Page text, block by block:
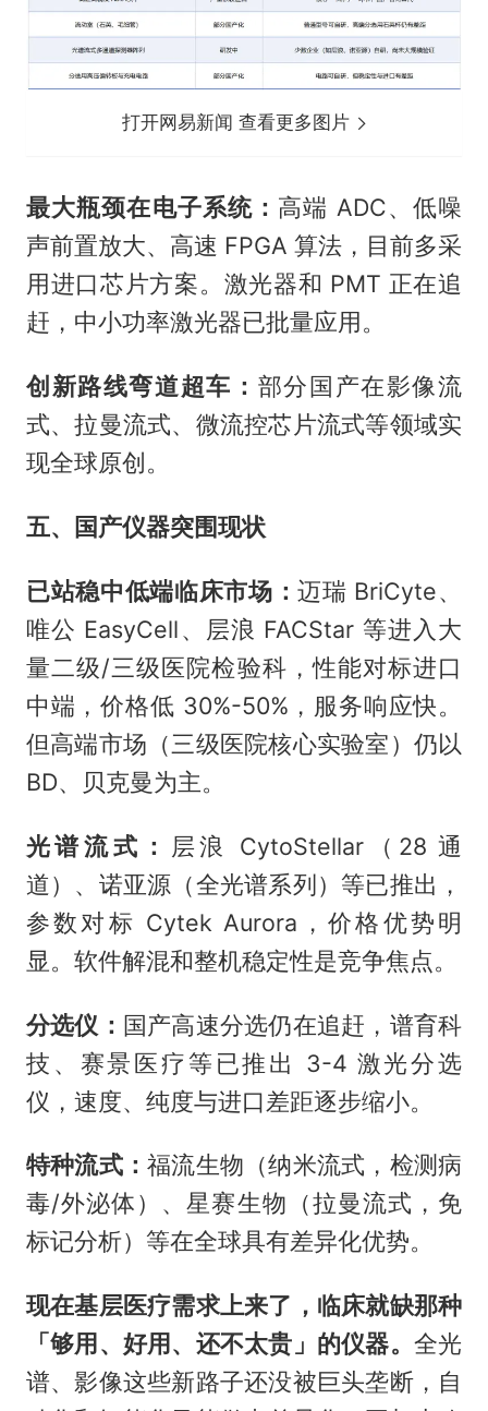
打开网易新闻 查看更多图片
最大瓶颈在电子系统： 高端 ADC、低噪
声前置放大、高速 FPGA 算法，目前多采
用进口芯片方案。激光器和 PMT 正在追
赶，中小功率激光器已批量应用。
创新路线弯道超车： 部分国产在影像流
式、拉曼流式、微流控芯片流式等领域实
现全球原创。
五、国产仪器突围现状
已站稳中低端临床市场：迈瑞 BriCyte、
唯公 EasyCell、层浪 FACStar 等进入大
量二级/三级医院检验科，性能对标进口
中端，价格低 30%-50%，服务响应快。
但高端市场（三级医院核心实验室）仍以
BD、贝克曼为主。
光谱流式：
层浪 CytoStellar（28 通
道）、诺亚源（全光谱系列）等已推出，
参数对标 Cytek Aurora，价格优势明
显。软件解混和整机稳定性是竞争焦点。
分选仪： 国产高速分选仍在追赶，谱育科
技、赛景医疗等已推出 3-4 激光分选
仪，速度、纯度与进口差距逐步缩小。
特种流式：福流生物（纳米流式，检测病
毒/外泌体）、星赛生物（拉曼流式，免
标记分析）等在全球具有差异化优势。
现在基层医疗需求上来了，临床就缺那种
「够用、好用、还不太贵」的仪器。 全光
谱、影像这些新路子还没被巨头垄断，自